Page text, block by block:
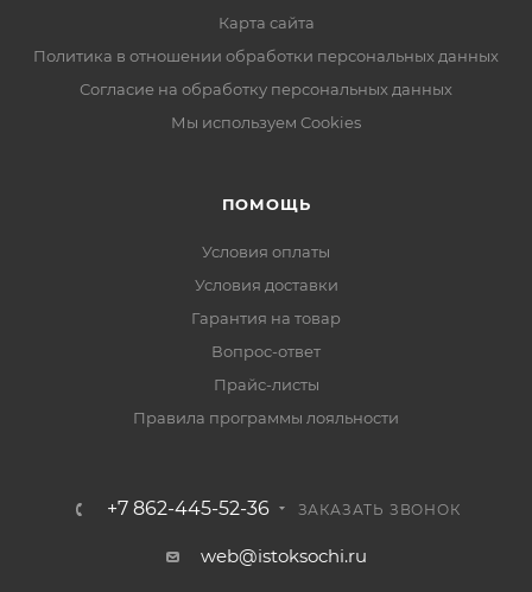
Карта сайта
Политика в отношении обработки персональных данных
Согласие на обработку персональных данных
Мы используем Cookies
ПОМОЩЬ
Условия оплаты
Условия доставки
Гарантия на товар
Вопрос-ответ
Прайс-листы
Правила программы лояльности
+7 862-445-52-36 ЗАКАЗАТЬ ЗВОНОК
web@istoksochi.ru